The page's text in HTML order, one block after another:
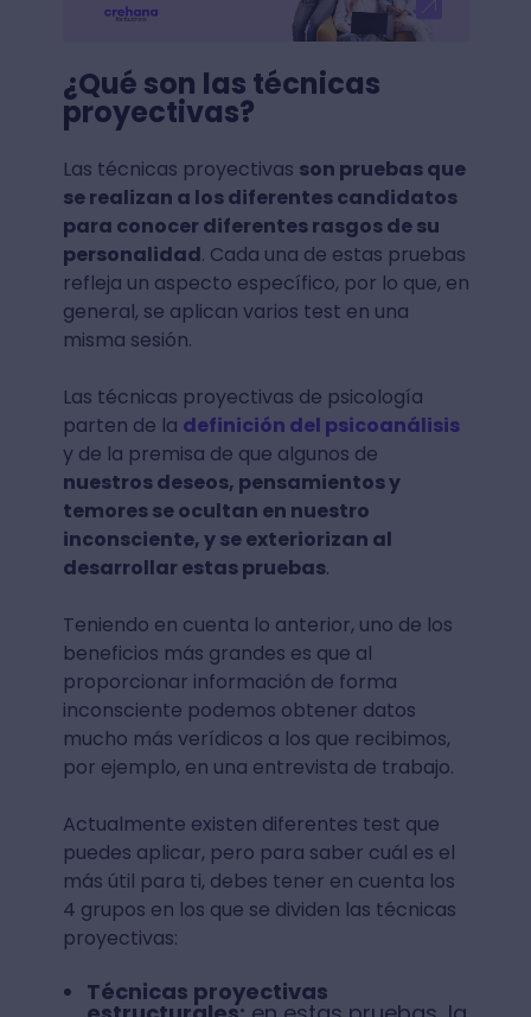
¿Qué son las técnicas
proyectivas?
Las técnicas proyectivas son pruebas que
se realizan a los diferentes candidatos
para conocer diferentes rasgos de su
personalidad. Cada una de estas pruebas
refleja un aspecto específico, por lo que, en
general, se aplican varios test en una
misma sesión.
Las técnicas proyectivas de psicología
parten de la definición del psicoanálisis
y de la premisa de que algunos de
nuestros deseos, pensamientos y
temores se ocultan en nuestro
inconsciente, y se exteriorizan al
desarrollar estas pruebas.
Teniendo en cuenta lo anterior, uno de los
beneficios más grandes es que al
proporcionar información de forma
inconsciente podemos obtener datos
mucho más verídicos a los que recibimos,
por ejemplo, en una entrevista de trabajo.
Actualmente existen diferentes test que
puedes aplicar, pero para saber cuál es el
más útil para ti, debes tener en cuenta los
4 grupos en los que se dividen las técnicas
proyectivas:
Técnicas proyectivas